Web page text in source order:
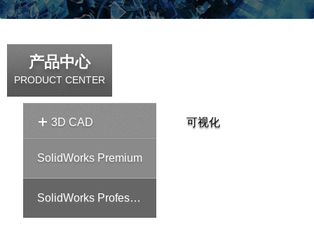
产品中心
PRODUCT CENTER
3D CAD
SolidWorks Premium
SolidWorks Professional
可视化